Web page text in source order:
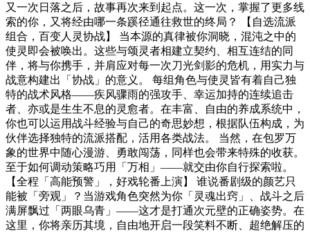
又一次日落之后，故事再次来到起点。这一次，掌握了更多线
索的你，又将经由哪一条蹊径通往救世的终局？ 【自选流派
组合，百变人灵协战】 当本源的真律被你洞晓，混沌之中的
使灵即会被唤出。这些与颂灵者相建立契约、相互连结的同
伴，将与你携手，并肩应对每一次刀光剑影的危机，用实力与
战意构建出「协战」的意义。 每组角色与使灵皆有着自己独
特的战术风格——疾风骤雨的强攻手、幸运加持的连续追击
者、亦或是生生不息的灵愈者。在丰富、自由的养成系统中，
你也可以运用战斗经验与自己的奇思妙想，根据队伍构成，为
伙伴选择独特的流派搭配，活用各类战法。 当然，在包罗万
象的世界中随心漫游、勇敢闯荡，同样也会带来特殊的收获。
至于如何调动策略巧用「万相」——就交由你自行探索啦。
【全程「高能预警」，好戏轮番上演】 谁说番剧级的颜艺只
能被「旁观」？当游戏角色突然为你「灵魂出窍」、战斗之后
满屏飘过「两眼乌青」——这才是打通次元壁的正确姿势。在
这里，你将亲历其境，自由地开启一段笑料不断、超绝解压的